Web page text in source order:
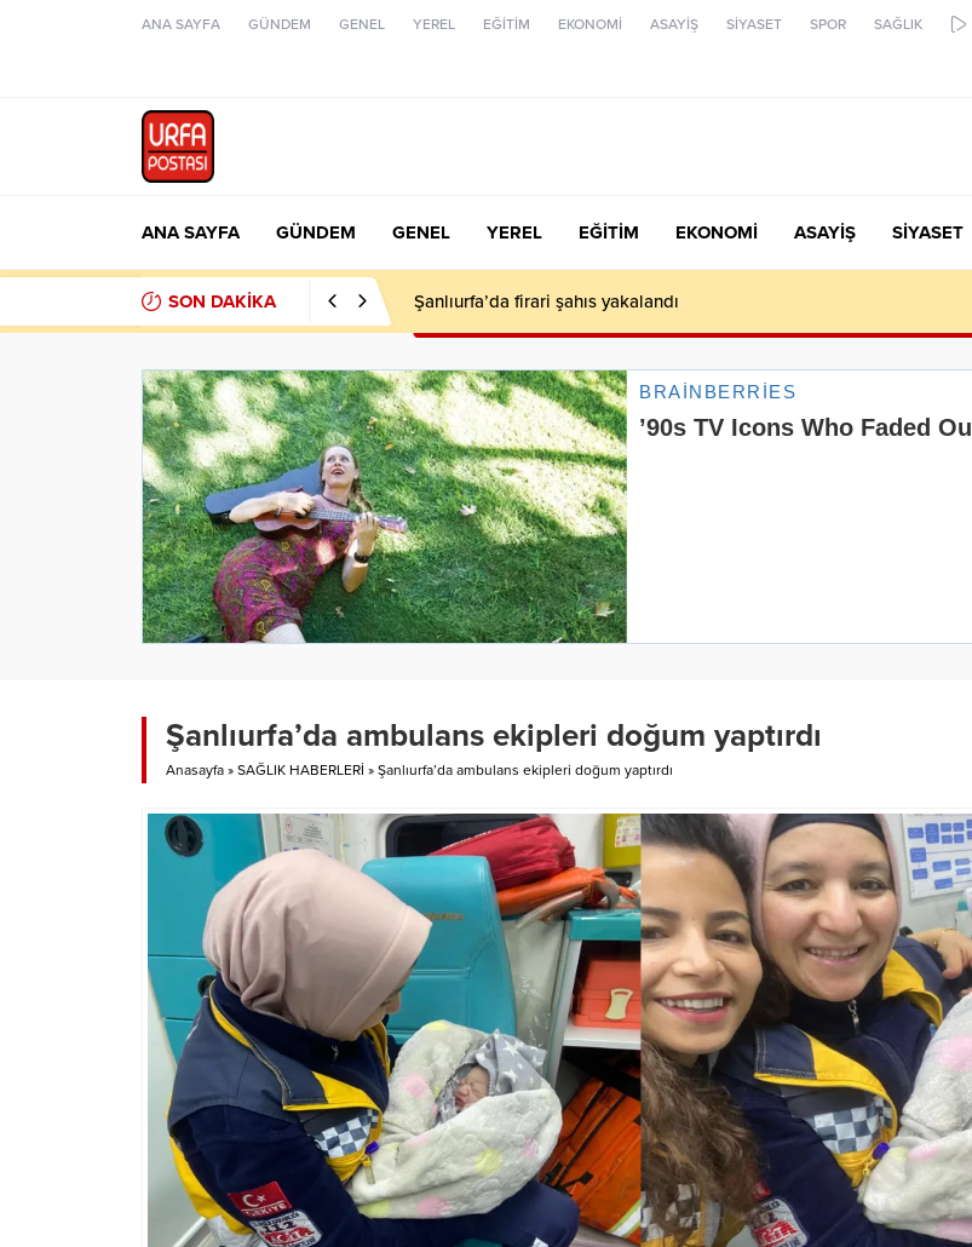
ANA SAYFA GÜNDEM GENEL YEREL EĞİTİM EKONOMİ ASAYİŞ SİYASET SPOR SAĞLIK
ANA SAYFA GÜNDEM GENEL YEREL EĞİTİM EKONOMİ ASAYİŞ SİYASET
SON DAKİKA Şanlıurfa’da firari şahıs yakalandı
Şanlıurfa’da ambulans ekipleri doğum yaptırdı
Anasayfa » SAĞLIK HABERLERİ » Şanlıurfa’da ambulans ekipleri doğum yaptırdı